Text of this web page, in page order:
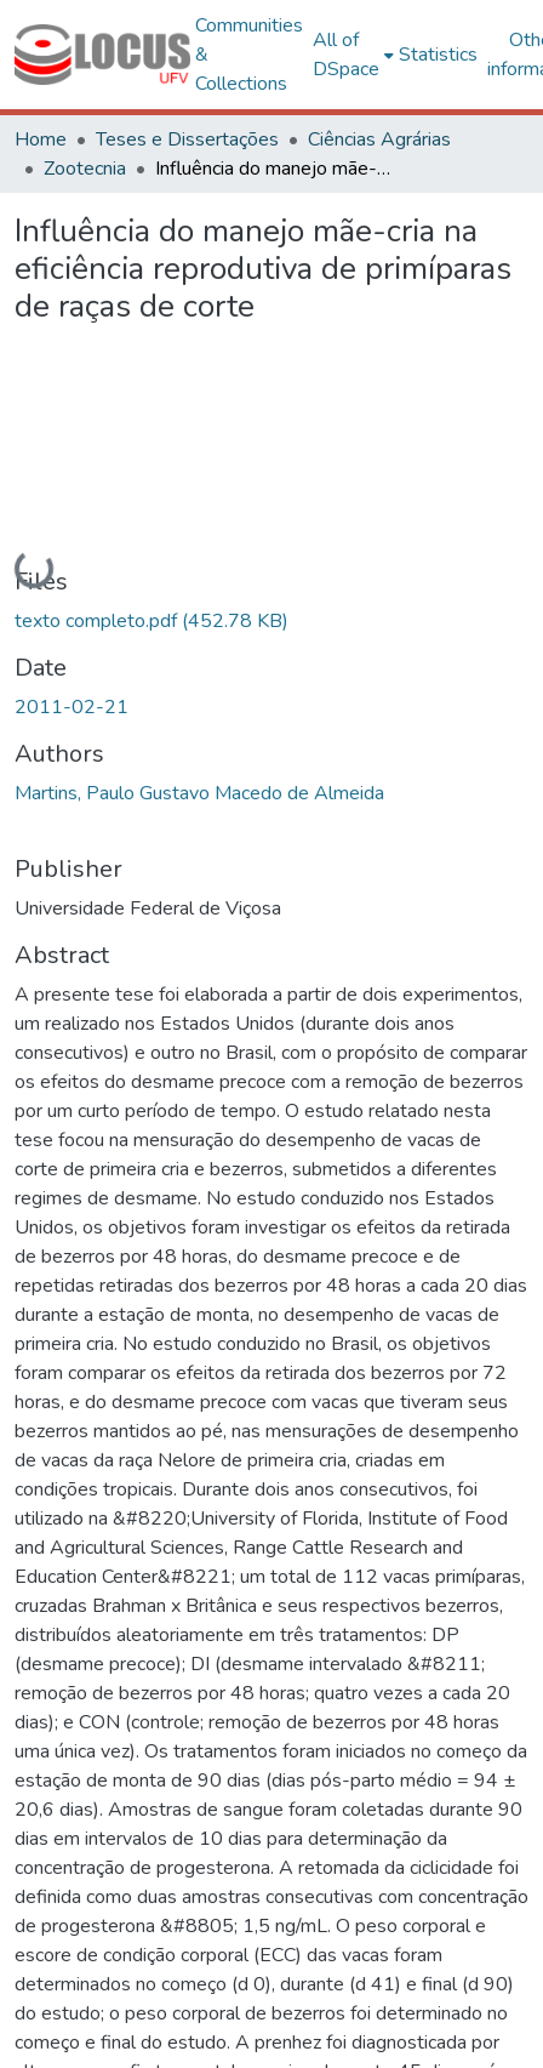
Communities
&
Collections
All of
DSpace
Statistics
Home Teses e Dissertações
Ciências Agrárias
Zootecnia
Influência do manejo mãe-cria na eficiência reprodutiva de primíparas de raças de corte
Influência do manejo mãe-cria na
eficiência reprodutiva de primíparas
de raças de corte
Files
texto completo.pdf(452.78 KB)
Date
2011-02-21
Authors
Martins, Paulo Gustavo Macedo de Almeida
Publisher
Universidade Federal de Viçosa
Abstract
A presente tese foi elaborada a partir de dois experimentos,
um realizado nos Estados Unidos (durante dois anos
consecutivos) e outro no Brasil, com o propósito de comparar
os efeitos do desmame precoce com a remoção de bezerros
por um curto período de tempo. O estudo relatado nesta
tese focou na mensuração do desempenho de vacas de
corte de primeira cria e bezerros, submetidos a diferentes
regimes de desmame. No estudo conduzido nos Estados
Unidos, os objetivos foram investigar os efeitos da retirada
de bezerros por 48 horas, do desmame precoce e de
repetidas retiradas dos bezerros por 48 horas a cada 20 dias
durante a estação de monta, no desempenho de vacas de
primeira cria. No estudo conduzido no Brasil, os objetivos
foram comparar os efeitos da retirada dos bezerros por 72
horas, e do desmame precoce com vacas que tiveram seus
bezerros mantidos ao pé, nas mensurações de desempenho
de vacas da raça Nelore de primeira cria, criadas em
condições tropicais. Durante dois anos consecutivos, foi
utilizado na &#8220;University of Florida, Institute of Food
and Agricultural Sciences, Range Cattle Research and
Education Center&#8221; um total de 112 vacas primíparas,
cruzadas Brahman x Britânica e seus respectivos bezerros,
distribuídos aleatoriamente em três tratamentos: DP
(desmame precoce); DI (desmame intervalado &#8211;
remoção de bezerros por 48 horas; quatro vezes a cada 20
dias); e CON (controle; remoção de bezerros por 48 horas
uma única vez). Os tratamentos foram iniciados no começo da
estação de monta de 90 dias (dias pós-parto médio = 94 ±
20,6 dias). Amostras de sangue foram coletadas durante 90
dias em intervalos de 10 dias para determinação da
concentração de progesterona. A retomada da ciclicidade foi
definida como duas amostras consecutivas com concentração
de progesterona &#8805; 1,5 ng/mL. O peso corporal e
escore de condição corporal (ECC) das vacas foram
determinados no começo (d 0), durante (d 41) e final (d 90)
do estudo; o peso corporal de bezerros foi determinado no
começo e final do estudo. A prenhez foi diagnosticada por